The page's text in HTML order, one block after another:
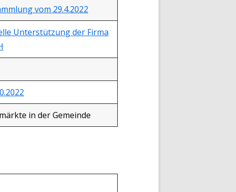
vom 29.4.2022
Unterstützung der Firma
in der Gemeinde